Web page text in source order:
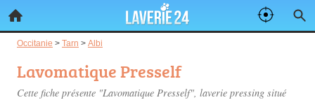
Occitanie > Tarn > Albi
Lavomatique Presself
Cette fiche présente "Lavomatique Presself", laverie pressing situé